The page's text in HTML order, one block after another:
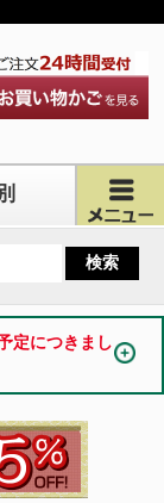
定につきまし